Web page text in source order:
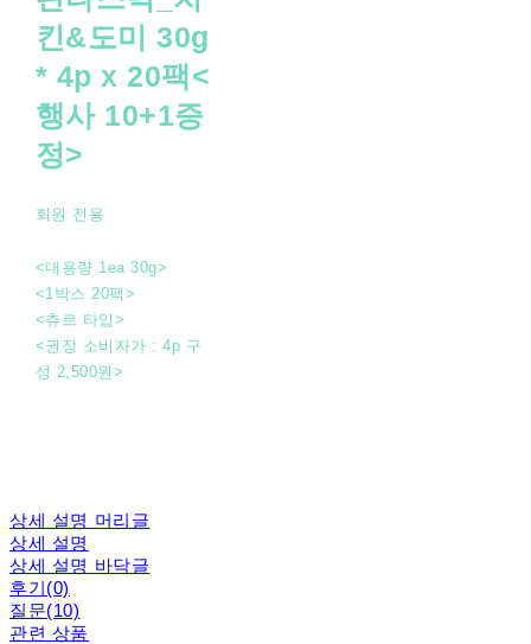
킨&도미 30g
* 4p x 20팩<
행사 10+1증
정>
회원 전용
<대용량 1ea 30g>
<1박스 20팩>
<츄르 타입>
<권장 소비자가 : 4p 구
성 2,500원>
상세 설명 머리글
상세 설명
상세 설명 바닥글
후기(0)
질문(10)
관련 상품